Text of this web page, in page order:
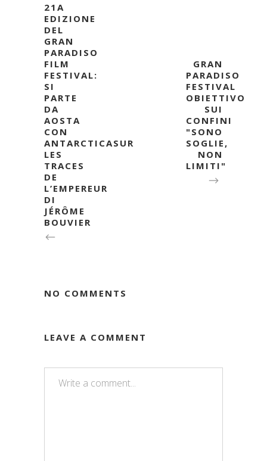
21A
EDIZIONE
DEL
GRAN
PARADISO
FILM
FESTIVAL:
SI
PARTE
DA
AOSTA
CON
ANTARCTICASUR
LES
TRACES
DE
L’EMPEREUR
DI
JÉRÔME
BOUVIER
GRAN
PARADISO
FESTIVAL
OBIETTIVO
SUI
CONFINI
"SONO
SOGLIE,
NON
LIMITI"
NO COMMENTS
LEAVE A COMMENT